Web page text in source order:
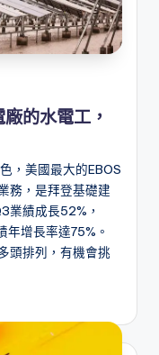
的水電工，
，美國最大的EBOS
務，是拜登基礎建
業績成長52%，
增長率達75%。
頭排列，有機會挑